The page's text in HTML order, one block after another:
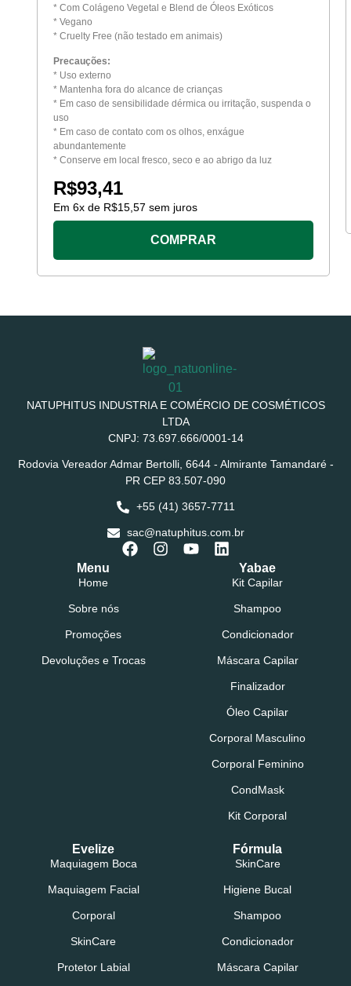
* Com Colágeno Vegetal e Blend de Óleos Exóticos
* Vegano
* Cruelty Free (não testado em animais)
Precauções:
* Uso externo
* Mantenha fora do alcance de crianças
* Em caso de sensibilidade dérmica ou irritação, suspenda o
uso
* Em caso de contato com os olhos, enxágue
abundantemente
* Conserve em local fresco, seco e ao abrigo da luz
R$93,41
Em6x de R$15,57 sem juros
COMPRAR
NATUPHITUS INDUSTRIA E COMÉRCIO DE COSMÉTICOS
LTDA
CNPJ: 73.697.666/0001-14
Rodovia Vereador Admar Bertolli, 6644 - Almirante Tamandaré -
PR CEP 83.507-090
+55 (41) 3657-7711
sac@natuphitus.com.br
Menu
Home
Sobre nós
Promoções
Devoluções e Trocas
Yabae
Kit Capilar
Shampoo
Condicionador
Máscara Capilar
Finalizador
Óleo Capilar
Corporal Masculino
Corporal Feminino
CondMask
Kit Corporal
Evelize
Maquiagem Boca
Maquiagem Facial
Corporal
SkinCare
Protetor Labial
Fórmula
SkinCare
Higiene Bucal
Shampoo
Condicionador
Máscara Capilar